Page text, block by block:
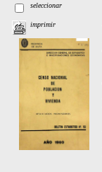
seleccionar
imprimir